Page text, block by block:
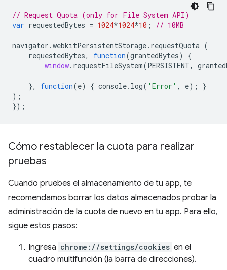
// Request Quota (only for File System API)
var requestedBytes = 1024*1024*10 ; // 10MB
navigator .webkitPersistentStorage. requestQuota (
requestedBytes, function(grantedBytes)
{
window. requestFileSystem(PERSISTENT,
}, function(e) { console. log( 'Error' , e);
}
);
});
Cómo restablecer la cuota para realizar
pruebas
Cuando pruebes el almacenamiento de tu app, te
recomendamos borrar los datos almacenados probar la
administración de la cuota de nuevo en tu app. Para ello,
sigue estos pasos:
Ingresa chrome://settings/cookies en el
cuadro multifunción (la barra de direcciones).